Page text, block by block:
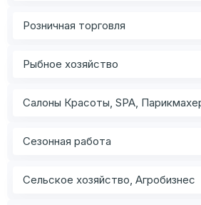
Розничная торговля
Рыбное хозяйство
Салоны Красоты, SPA,
Сезонная работа
Сельское хозяйство, Агробизнес